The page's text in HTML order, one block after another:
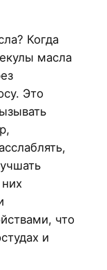
Когда
масла
Это
что
и